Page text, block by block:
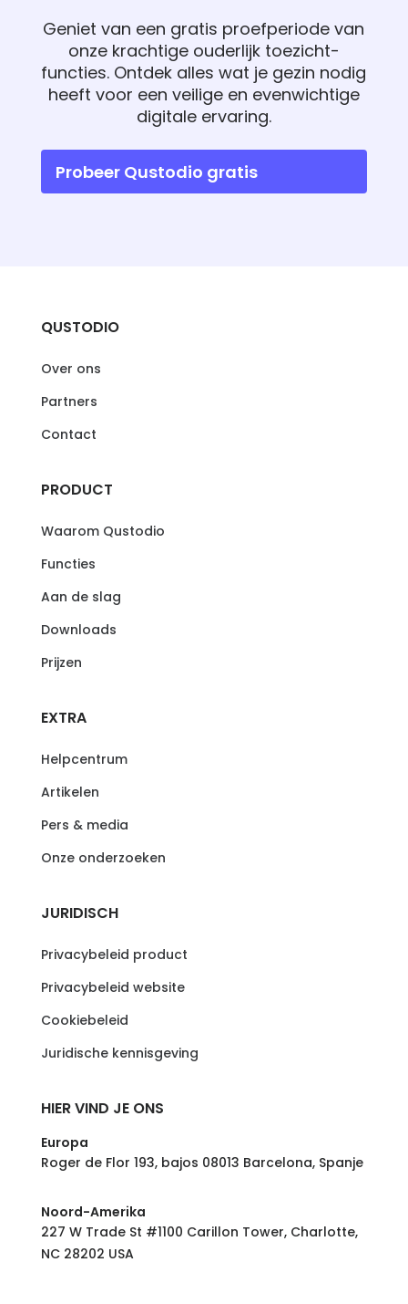
Geniet van een gratis proefperiode van
onze krachtige ouderlijk toezicht-
functies. Ontdek alles wat je gezin nodig
heeft voor een veilige en evenwichtige
digitale ervaring.
Probeer Qustodio gratis
QUSTODIO
Over ons
Partners
Contact
PRODUCT
Waarom Qustodio
Functies
Aan de slag
Downloads
Prijzen
EXTRA
Helpcentrum
Artikelen
Pers & media
Onze onderzoeken
JURIDISCH
Privacybeleid product
Privacybeleid website
Cookiebeleid
Juridische kennisgeving
HIER VIND JE ONS
Europa
Roger de Flor 193, bajos 08013 Barcelona, Spanje
Noord-Amerika
227 W Trade St #1100 Carillon Tower, Charlotte,
NC 28202 USA